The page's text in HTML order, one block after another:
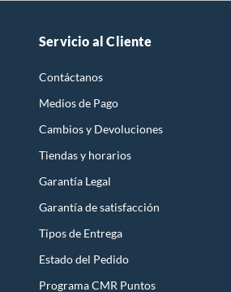
Servicio al Cliente
Contáctanos
Medios de Pago
Cambios y Devoluciones
Tiendas y horarios
Garantía Legal
Garantía de satisfacción
Tipos de Entrega
Estado del Pedido
Programa CMR Puntos